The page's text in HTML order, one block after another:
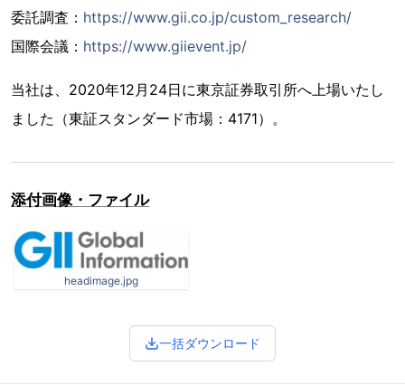
委託調査： https://www.gii.co.jp/custom_research/
国際会議： https://www.giievent.jp/
当社は、2020年12月24日に東京証券取引所へ上場いたし
ました（東証スタンダード市場：4171）。
添付画像・ファイル
headimage.jpg
一括ダウンロード